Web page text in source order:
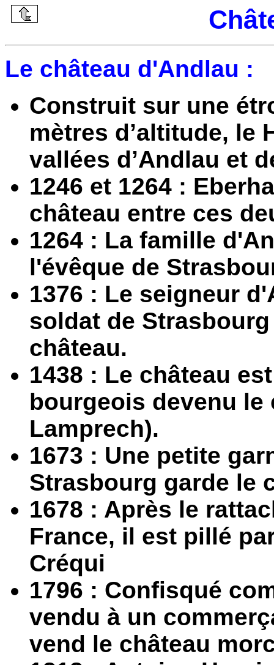
Le château d'Andlau :
Construit sur une
mètres d’altitude, le
vallées d’Andlau et
1246 et 1264 :
château entre ces
1264 : La famille
l'évêque de
1376 : Le seigneur
soldat de
château.
1438 : Le château
bourgeois devenu le
Lamprech).
1673 : Une petite
Strasbourg garde le
1678 : Après le
France, il est pillé
Créqui
1796 : Confisqué
vendu à un
vend le château